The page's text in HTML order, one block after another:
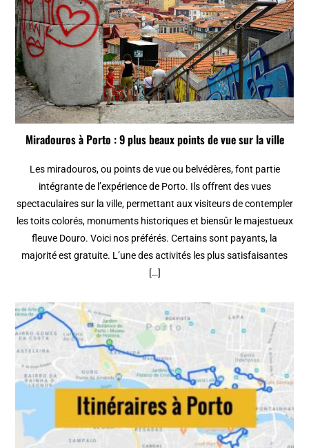
Miradouros à Porto : 9 plus beaux points de vue sur la ville
Les miradouros, ou points de vue ou belvédères, font partie
intégrante de l’expérience de Porto. Ils offrent des vues
spectaculaires sur la ville, permettant aux visiteurs de contempler
les toits colorés, monuments historiques et biensûr le majestueux
fleuve Douro. Voici nos préférés. Certains sont payants, la
majorité est gratuite. L’une des activités les plus satisfaisantes
[…]